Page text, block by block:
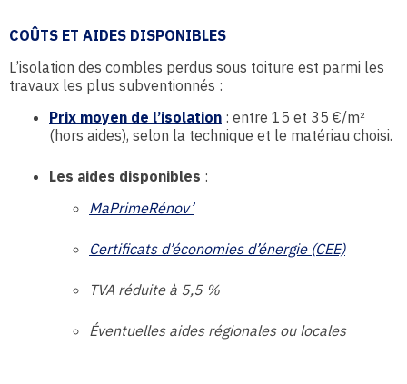
COÛTS ET AIDES DISPONIBLES
L’isolation des combles perdus sous toiture est parmi les
travaux les plus subventionnés :
Prix moyen de l’isolation : entre 15 et 35 €/m²
(hors aides), selon la technique et le matériau choisi.
Les aides disponibles :
MaPrimeRénov’
Certificats d’économies d’énergie (CEE)
TVA réduite à 5,5 %
Éventuelles aides régionales ou locales